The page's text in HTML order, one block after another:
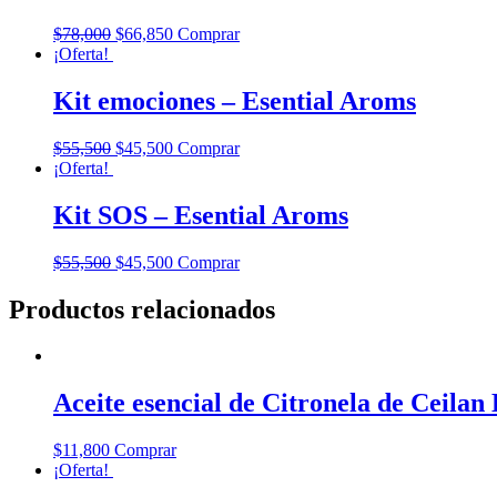
$78,000 $66,850 Comprar
¡Oferta!
Kit emociones – Esential Aroms
$55,500 $45,500 Comprar
¡Oferta!
Kit SOS – Esential Aroms
$55,500 $45,500 Comprar
Productos relacionados
Aceite esencial de Citronela de Ceilan
$11,800 Comprar
¡Oferta!